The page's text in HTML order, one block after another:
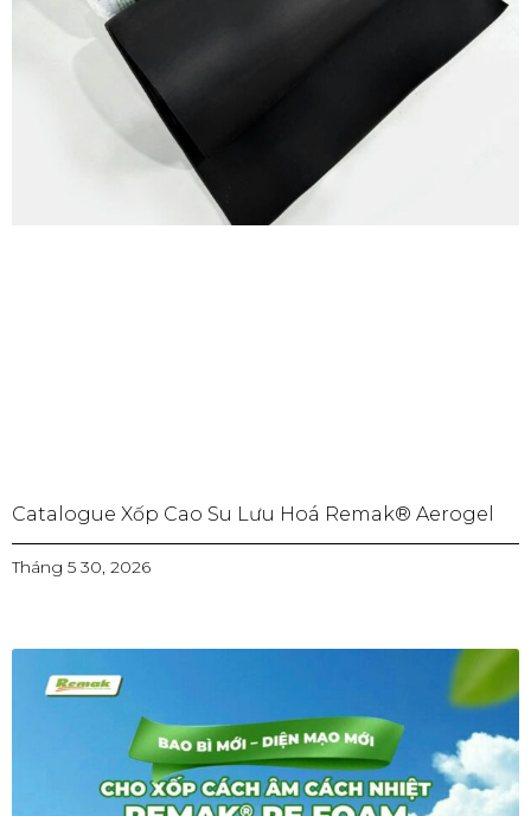
Catalogue Xốp Cao Su Lưu Hoá Remak® Aerogel
Tháng 5 30, 2026